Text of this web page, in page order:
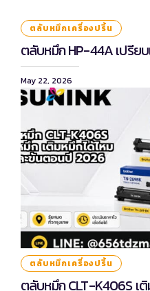
ตลับหมึกเครื่องปริ้น
ตลับหมึก HP-44A เปรีย
May 22, 2026
ตลับหมึกเครื่องปริ้น
ตลับหมึก CLT-K406S เ